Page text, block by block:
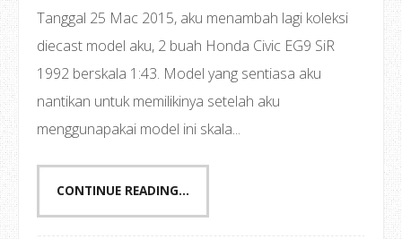
Tanggal 25 Mac 2015, aku menambah lagi koleksi
diecast model aku, 2 buah Honda Civic EG9 SiR
1992 berskala 1:43. Model yang sentiasa aku
nantikan untuk memilikinya setelah aku
menggunapakai model ini skala...
CONTINUE READING...